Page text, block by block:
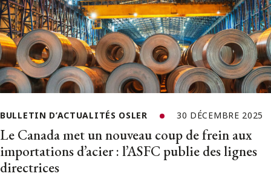
BULLETIN D’ACTUALITÉS OSLER 30 DÉCEMBRE 2025
Le Canada met un nouveau coup de frein aux
importations d’acier : l’ASFC publie des lignes
directrices